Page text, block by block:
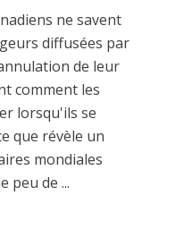
ne savent
diffusées par
de leur
comment les
lorsqu'ils se
que révèle un
mondiales
peu de ...